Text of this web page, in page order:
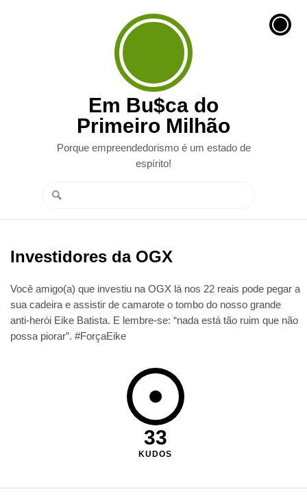
Em Bu$ca do
Primeiro Milhão
Porque empreendedorismo é um estado de
espírito!
Investidores da OGX
Você amigo(a) que investiu na OGX lá nos 22 reais pode pegar a
sua cadeira e assistir de camarote o tombo do nosso grande
anti-herói Eike Batista. E lembre-se: “nada está tão ruim que não
possa piorar”. #ForçaEike
33
KUDOS